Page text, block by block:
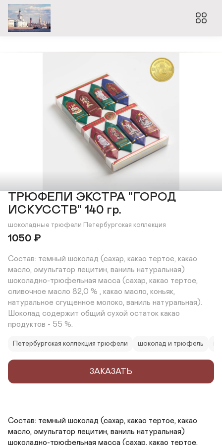
ТРЮФЕЛИ ЭКСТРА "ГОРОД
ИСКУССТВ" 140 гр.
шоколадные трюфели Петербургская коллекция
1050 ₽
Состав: темный шоколад (сахар, какао тертое, какао
масло, эмульгатор лецитин, ваниль натуральная)
шоколадно-трюфельная масса (сахар, какао тертое,
сливочное масло 82,0 % , какао масло, коньяк,
натуральное сгущенное молоко, ваниль натуральная).
Шоколад содержит общий сухой остаток какао
продуктов - 55 %.
Петербургская коллекция трюфели шоколад и трюфель
ЗАКАЗАТЬ
Состав: темный шоколад (сахар, какао тертое, какао
масло, эмульгатор лецитин, ваниль натуральная)
шоколадно-трюфельная масса (сахар, какао тертое,